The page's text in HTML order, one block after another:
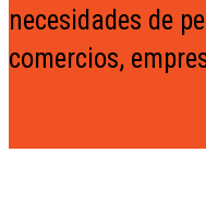
necesidades de
comercios,